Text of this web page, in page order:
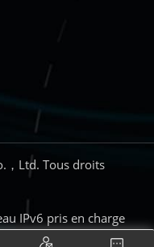
，Ltd. Tous droits
IPv6 pris en charge